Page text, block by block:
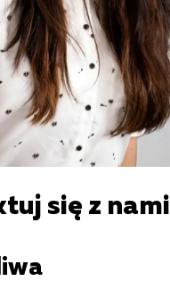
się z nami